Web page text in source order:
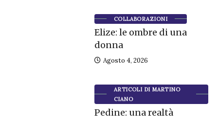
COLLABORAZIONI
Elize: le ombre di una
donna
Agosto 4, 2026
ARTICOLI DI MARTINO
CIANO
Pedine: una realtà